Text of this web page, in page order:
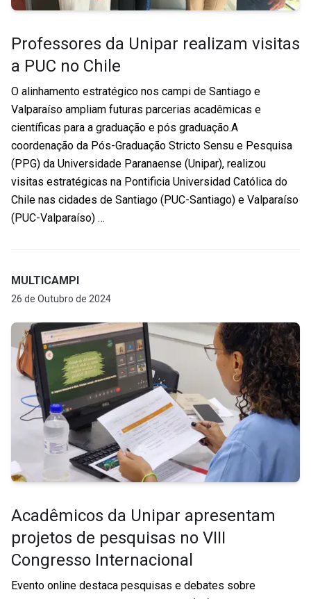
Professores da Unipar realizam visitas
a PUC no Chile
O alinhamento estratégico nos campi de Santiago e
Valparaíso ampliam futuras parcerias acadêmicas e
científicas para a graduação e pós graduação.A
coordenação da Pós-Graduação Stricto Sensu e Pesquisa
(PPG) da Universidade Paranaense (Unipar), realizou
visitas estratégicas na Pontificia Universidad Católica do
Chile nas cidades de Santiago (PUC-Santiago) e Valparaíso
(PUC-Valparaíso) …
MULTICAMPI
26 de Outubro de 2024
Acadêmicos da Unipar apresentam
projetos de pesquisas no VIII
Congresso Internacional
Evento online destaca pesquisas e debates sobre